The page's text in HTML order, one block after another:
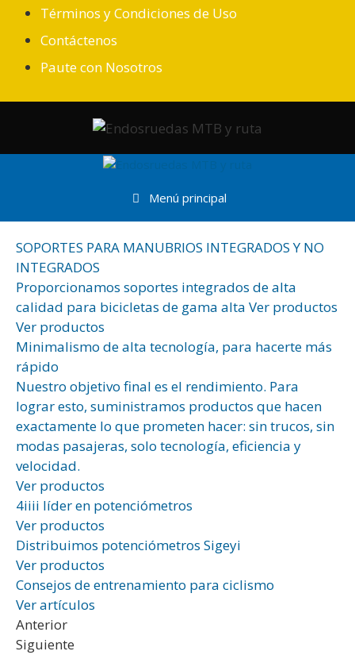
Saltar
contenido
Términos y Condiciones de Uso
Contáctenos
Paute con Nosotros
Menú principal
SOPORTES PARA MANUBRIOS INTEGRADOS Y NO
INTEGRADOS
Proporcionamos soportes integrados de alta
calidad para bicicletas de gama alta Ver productos
Ver productos
Minimalismo de alta tecnología, para hacerte más
rápido
Nuestro objetivo final es el rendimiento. Para
lograr esto, suministramos productos que hacen
exactamente lo que prometen hacer: sin trucos, sin
modas pasajeras, solo tecnología, eficiencia y
velocidad.
Ver productos
4iiii líder en potenciómetros
Ver productos
Distribuimos potenciómetros Sigeyi
Ver productos
Consejos de entrenamiento para ciclismo
Ver artículos
Anterior
Siguiente